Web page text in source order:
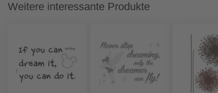
Weitere interessante Produkte